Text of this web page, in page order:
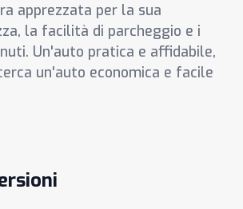
apprezzata per la sua
la facilità di parcheggio e i
Un'auto pratica e affidabile,
un'auto economica e facile